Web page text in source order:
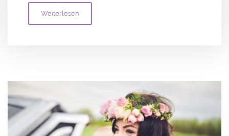
Weiterlesen